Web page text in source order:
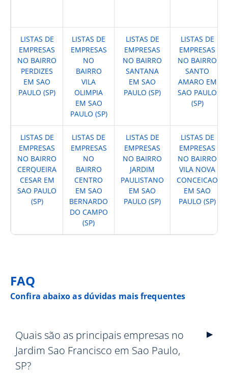
LISTAS DE
EMPRESAS
NO BAIRRO
PERDIZES
EM SAO
PAULO (SP)
LISTAS DE
EMPRESAS
NO
BAIRRO
VILA
OLIMPIA
EM SAO
PAULO (SP)
LISTAS DE
EMPRESAS
NO BAIRRO
SANTANA
EM SAO
PAULO (SP)
LISTAS DE
EMPRESAS
NO BAIRRO
SANTO
AMARO EM
SAO PAULO
(SP)
LISTAS DE
EMPRESAS
NO BAIRRO
CERQUEIRA
CESAR EM
SAO PAULO
(SP)
LISTAS DE
EMPRESAS
NO
BAIRRO
CENTRO
EM SAO
BERNARDO
DO CAMPO
(SP)
LISTAS DE
EMPRESAS
NO BAIRRO
JARDIM
PAULISTANO
EM SAO
PAULO (SP)
LISTAS DE
EMPRESAS
NO BAIRRO
VILA NOVA
CONCEICAO
EM SAO
PAULO (SP)
FAQ
Confira abaixo as dúvidas mais frequentes
Quais são as principais empresas no
Jardim Sao Francisco em Sao Paulo,
SP?